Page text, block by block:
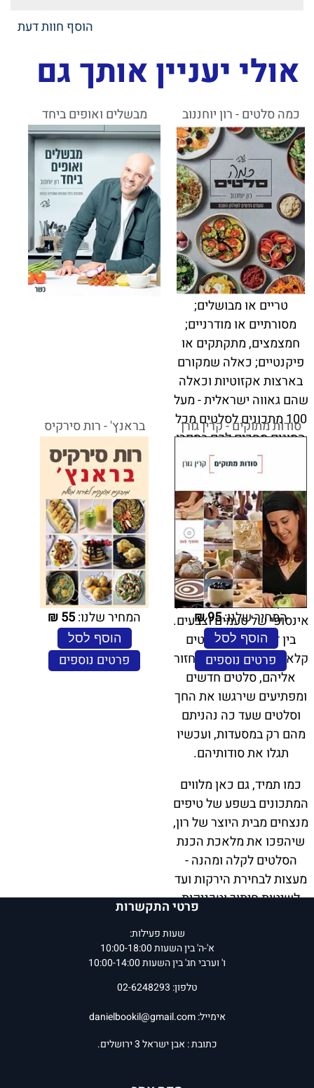
הוסף חוות דעת
אולי יעניין אותך גם
כמה סלטים - רון יוחננוב
טריים או מבושלים;
מסורתיים או מודרניים;
חמצמצים, מתקתקים או
פיקנטיים; כאלה שמקורם
בארצות אקזוטיות וכאלה
שהם גאווה ישראלית - מעל
100 מתכונים לסלטים מכל
הסוגים מחכים לכם בספרו
החדש של רון יוחננוב.
אחרי שכבש את המטבח
הישראלי עם ספריו
הקודמים, חוזר בלוגר
האוכל המצליח והאהוב
בספר חדש ומלא השראה,
ובו מתכונים שיעשירו את
שולחן האוכל שלכם במגוון
אינסופי של טעמים וצבעים.
בין דפיו תמצאו סלטים
קלאסיים שתמיד כיף לחזור
אליהם, סלטים חדשים
ומפתיעים שירגשו את החך
וסלטים שעד כה נהניתם
מהם רק במסעדות, ועכשיו
תגלו את סודותיהם.
כמו תמיד, גם כאן מלווים
המתכונים בשפע של טיפים
מנצחים מבית היוצר של רון,
שיהפכו את מלאכת הכנת
הסלטים לקלה ומהנה -
מעצות לבחירת הירקות ועד
לשיטות חיתוך וטכניקות
הגשה. כל הידע שצבר רון
במהלך השנים מוגש לכם
בספר הזה בשפה קולחת
שיהפכו אתכם למאסטרים
אמיתיים של סלטים.
אז בין אם אתם בשלנים
מבשלים ואופים ביחד
סודות מתוקים - קרין גורן
המחיר שלנו:95
₪
הוסף לסל
פרטים נוספים
בראנץ' - רות סירקיס
המחיר שלנו:55
₪
הוסף לסל
פרטים נוספים
פרטי התקשרות
שעות פעילות:
א'-ה' בין השעות 10:00-18:00
ו' וערבי חג' בין השעות 10:00-14:00
טלפון: 02-6248293
אימייל:danielbookil@gmail.com
כתובת : אבן ישראל 3 ירושלים.